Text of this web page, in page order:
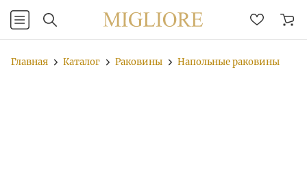
Главная Каталог Раковины Напольные раковины